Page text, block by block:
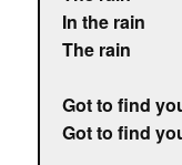
In the rain
The rain
Got to find
Got to find